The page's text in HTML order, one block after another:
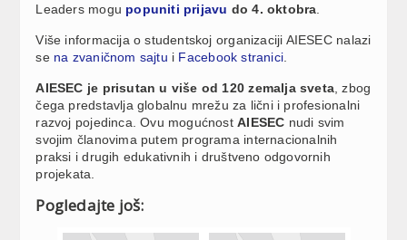
Leaders mogu popuniti prijavu do 4. oktobra
Više informacija o studentskoj organizaciji AIESEC nalazi
se na zvaničnom sajtu i Facebook stranici
AIESEC je prisutan u više od 120 zemalja sveta , zbog
čega predstavlja globalnu mrežu za lični i profesionalni
razvoj pojedinca. Ovu mogućnostAIESEC nudi svim
svojim članovima putem programa internacionalnih
praksi i drugih edukativnih i društveno odgovornih
projekata.
Pogledajte još: